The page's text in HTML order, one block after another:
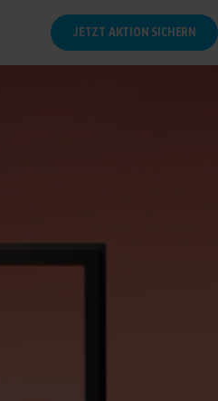
JETZT AKTION SICHERN